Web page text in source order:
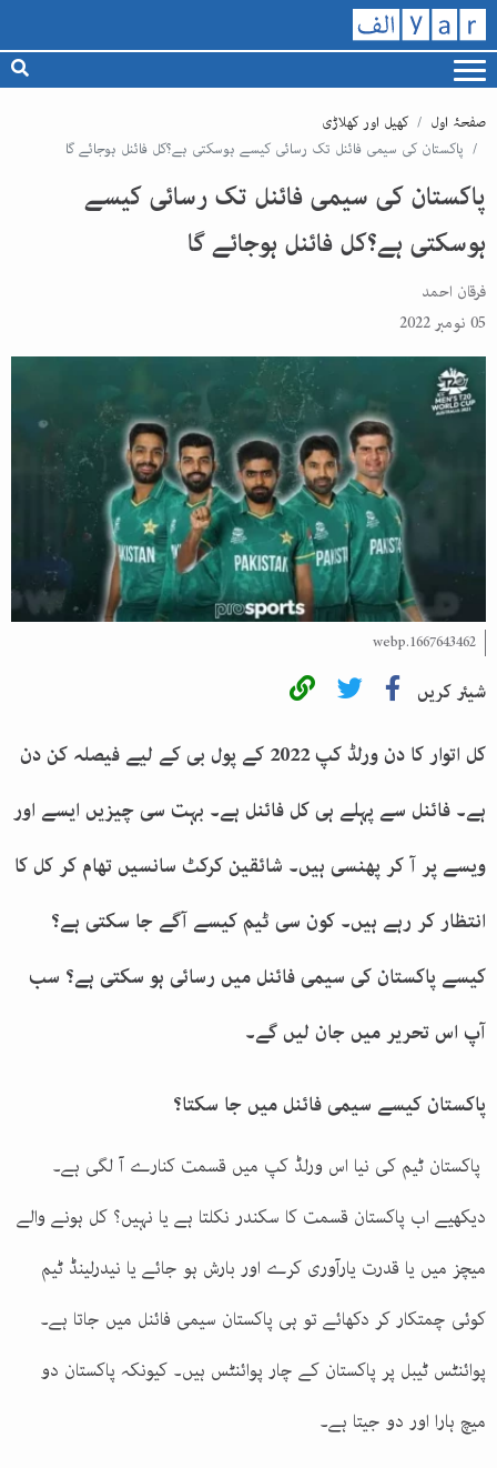
صفحۂ اول
کھیل اور کھلاڑی
پاکستان کی سیمی فائنل تک رسائی کیسے ہوسکتی ہے؟کل فائنل ہوجائے گا
پاکستان کی سیمی فائنل تک رسائی کیسے
ہوسکتی ہے؟کل فائنل ہوجائے گا
فرقان احمد
05 نومبر 2022
1667643462.webp
شیئر کریں
کل اتوار کا دن ورلڈ کپ 2022 کے پول بی کے لیے فیصلہ کن دن
ہے۔ فائنل سے پہلے ہی کل فائنل ہے۔ بہت سی چیزیں ایسے اور
ویسے پر آ کر پھنسی ہیں۔ شائقین کرکٹ سانسیں تھام کر کل کا
انتظار کر رہے ہیں۔ کون سی ٹیم کیسے آگے جا سکتی ہے؟
کیسے پاکستان کی سیمی فائنل میں رسائی ہو سکتی ہے؟ سب
آپ اس تحریر میں جان لیں گے۔
پاکستان کیسے سیمی فائنل میں جا سکتا؟
پاکستان ٹیم کی نیا اس ورلڈ کپ میں قسمت کنارے آ لگی ہے۔
دیکھیے اب پاکستان قسمت کا سکندر نکلتا ہے یا نہیں؟ کل ہونے والے
میچز میں یا قدرت یارآوری کرے اور بارش ہو جائے یا نیدرلینڈ ٹیم
کوئی چمتکار کر دکھائے تو ہی پاکستان سیمی فائنل میں جاتا ہے۔
پوائنٹس ٹیبل پر پاکستان کے چار پوائنٹس ہیں۔ کیونکہ پاکستان دو
میچ ہارا اور دو جیتا ہے۔